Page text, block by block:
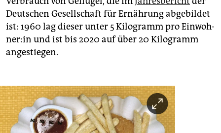
Deutschen Gesellschaft für Ernährung abgebildet
ist: 1960 lag dieser unter 5 Kilogramm pro Ein­woh­
ne­r:in und ist bis 2020 auf über 20 Kilogramm
angestiegen.